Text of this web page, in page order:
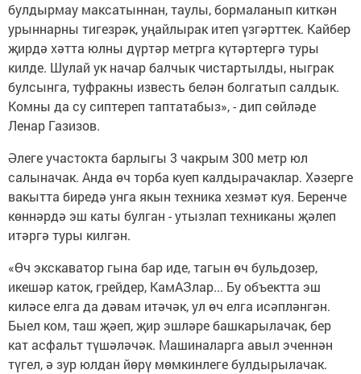
булдырмау максатыннан, таулы, бормаланып киткән
урыннарны тигезрәк, уңайлырак итеп үзгәрттек. Кайбер
җирдә хәтта юлны дүртәр метрга күтәртергә туры
килде. Шулай ук начар балчык чистартылды, ныграк
булсынга, туфракны известь белән болгатып салдык.
Комны да су сиптереп таптатабыз», - дип сөйләде
Ленар Газизов.
Әлеге участокта барлыгы 3 чакрым 300 метр юл
салыначак. Анда өч торба куеп калдырачаклар. Хәзерге
вакытта биредә унга якын техника хезмәт куя. Беренче
көннәрдә эш каты булган - утызлап техниканы җәлеп
итәргә туры килгән.
«Өч экскаватор гына бар иде, тагын өч бульдозер,
икешәр каток, грейдер, КамАЗлар... Бу объектта эш
киләсе елга да дәвам итәчәк, ул өч елга исәпләнгән.
Быел ком, таш җәеп, җир эшләре башкарылачак, бер
кат асфальт түшәләчәк. Машиналарга авыл эченнән
түгел, ә зур юлдан йөрү мөмкинлеге булдырылачак.